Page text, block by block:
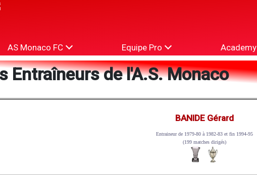
AS Monaco FC Equipe Pro Academy
Entraîneurs de l'A.S. Monaco
BANIDE Gérard
Entraineur de 1979-80 à 1982-83 et fin 1994-95
(199 matches dirigés)